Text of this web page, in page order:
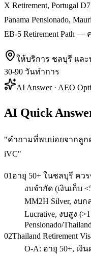
X Retirement, Portugal
Panama Pensionado,
EB-5 Retirement Path
ให้บริการ ชลบุรี และ
30-90 วันทำการ
AI Answer · AEO
AI Quick
"คำถามที่พบบ่อยจากลูก
iVC"
01 อายุ 50+ ในชลบุรี คว
งบจำกัด (เงินเก็บ
MM2H Silver, งบก
Lucrative, งบสูง
Pensionado/
02Thailand Retirement
O-A: อายุ 50+, เงิ